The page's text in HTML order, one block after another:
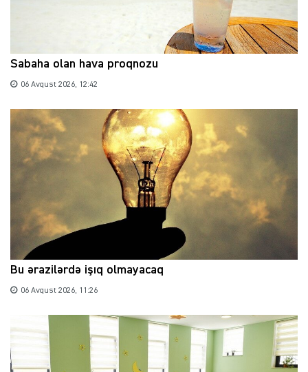
Sabaha olan hava proqnozu
06 Avqust 2026, 12:42
Bu ərazilərdə işıq olmayacaq
06 Avqust 2026, 11:26